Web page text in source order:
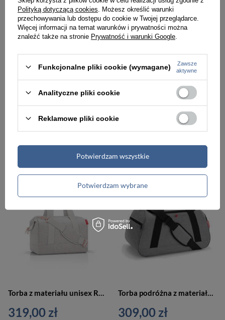
861,00 zł 379,00 zł
319,00 zł 309,00 zł
Polityką dotyczącą cookies . Możesz określić warunki
przechowywania lub dostępu do cookie w Twojej przeglądarce.
Więcej informacji na temat warunków i prywatności można
znaleźć także na stronie Prywatność i warunki Google
Funkcjonalne pliki cookie (wymagane)
Zawsze
aktywne
Analityczne pliki cookie
Reklamowe pliki cookie
Potwierdzam wybrane
Potwierdzam wszystkie